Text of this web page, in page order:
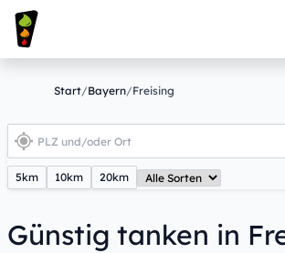
Start/Bayern/Freising
5km 10km 20km
Günstig tanken in